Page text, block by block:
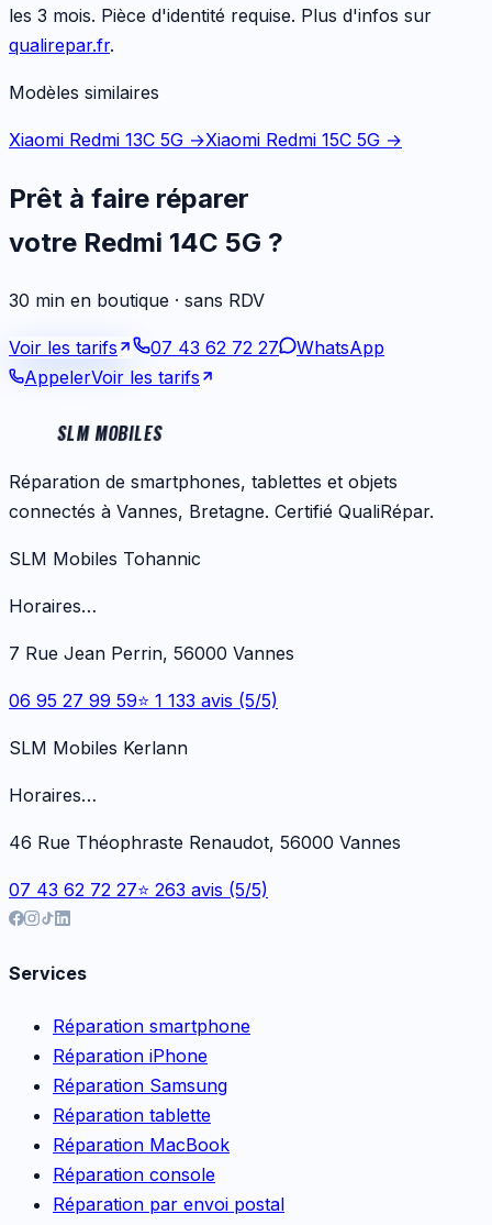
les 3 mois. Pièce d'identité requise. Plus d'infos sur
qualirepar.fr.
Modèles similaires
Xiaomi Redmi 13C 5G →Xiaomi Redmi 15C 5G →
Prêt à faire réparer
votre Redmi 14C 5G ?
30 min en boutique · sans RDV
Voir les tarifs 07 43 62 72 27
WhatsApp
AppelerVoir les tarifs
SLM MOBILES
Réparation de smartphones, tablettes et objets
connectés à Vannes, Bretagne. Certifié QualiRépar.
SLM Mobiles Tohannic
Horaires…
7 Rue Jean Perrin, 56000 Vannes
06 95 27 99 59⭐ 1 133 avis (5/5)
SLM Mobiles Kerlann
Horaires…
46 Rue Théophraste Renaudot, 56000 Vannes
07 43 62 72 27⭐ 263 avis (5/5)
Services
Réparation smartphone
Réparation iPhone
Réparation Samsung
Réparation tablette
Réparation MacBook
Réparation console
Réparation par envoi postal